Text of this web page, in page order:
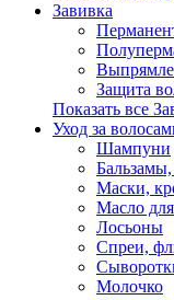
Завивка
Защита
Показать все
Уход за
Шампуни
Маски,
Масло
Лосьоны
Спреи,
Молочко